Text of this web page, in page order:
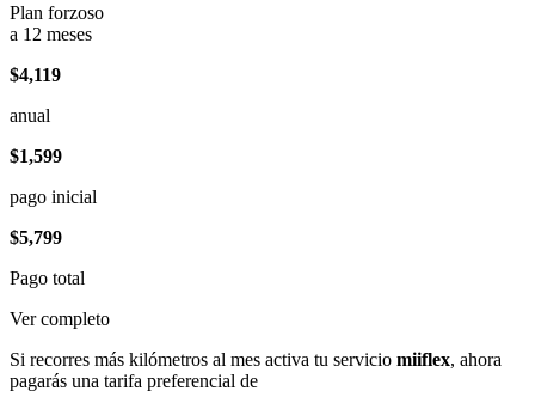
Plan forzoso
a 12 meses
$4,119
anual
$1,599
pago inicial
$5,799
Pago total
Ver completo
Si recorres más kilómetros al mes activa tu servicio miiflex, ahora
pagarás una tarifa preferencial de